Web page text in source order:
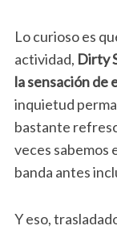
Lo curioso es
actividad, Dirty
la sensación de
inquietud
bastante
veces sabemos
banda antes
Y eso,